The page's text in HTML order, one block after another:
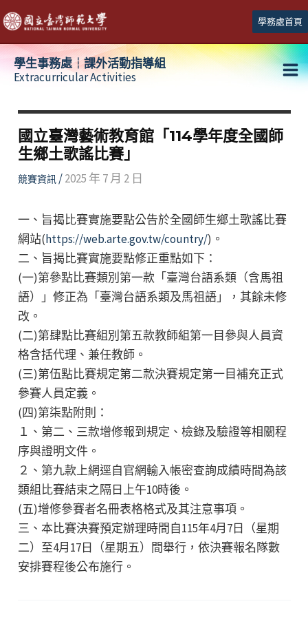
跳
至
主
學務處首頁
學生事務處┆課外活動指導組
Extracurricular Activities
國立臺灣藝術教育館「114學年度全國師
生鄉土歌謠比賽」
競賽資訊/2025 年 7 月 2 日
一、旨揭比賽實施要點公告於全國師生鄉土歌謠比賽
網站(https://web.arte.gov.tw/country/)。
二、旨揭比賽實施要點修正重點如下：
(一)第參點比賽類別第一款「臺灣台語系類（含馬祖
語）」修正為「臺灣台語系類及馬祖語」，其餘未修
改。
(二)第肆點比賽組別第五款教師組第一目參與人員資
格含括代理、兼任教師。
(三)第伍點比賽規定第二款決賽規定第一目補充正式
參賽人員定義。
(四)第柒點附則：
１、第二、三款增修報到規定、檢錄及驗證等相關程
序與證明文件。
２、第九款上網逕自官網輸入帳密查詢成績時間為該
類組比賽結束之隔日上午10時後。
(五)增修參賽者名冊表格格式及其注意事項。
三、本比賽決賽預定辦理時間自115年4月7日（星期
二）至4月17日（星期五）間舉行，依決賽報名隊數
安排賽程後公布施行。